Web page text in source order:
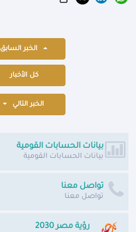
الخبر السابق
كل الأخبار
الخبر التالي
بيانات الحسابات القومية
بيانات الحسابات القومية
تواصل معنا
تواصل معنا
رؤية مصر 2030